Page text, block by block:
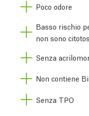
Poco odore
Basso rischio
non sono
Senza
Non contiene
Senza TPO